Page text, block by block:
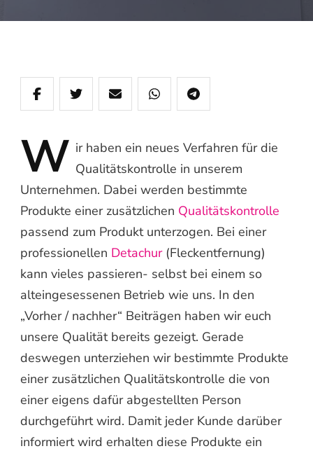
W irhaben ein neues Verfahren für die
Qualitätskontrolle in unserem
Unternehmen. Dabei werden bestimmte
Produkte einer zusätzlichen Qualitätskontrolle
passend zum Produkt unterzogen. Bei einer
professionellen Detachur(Fleckentfernung)
kann vieles passieren- selbst bei einem so
alteingesessenen Betrieb wie uns. In den
„Vorher / nachher“ Beiträgen haben wir euch
unsere Qualität bereits gezeigt. Gerade
deswegen unterziehen wir bestimmte Produkte
einer zusätzlichen Qualitätskontrolle die von
einer eigens dafür abgestellten Person
durchgeführt wird. Damit jeder Kunde darüber
informiert wird erhalten diese Produkte ein